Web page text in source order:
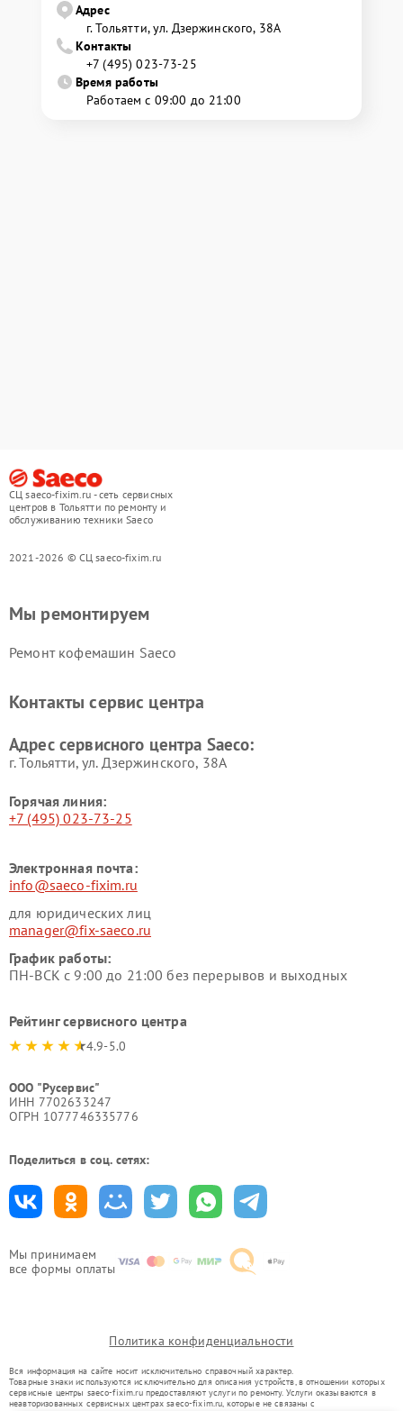
Адрес
г. Тольятти, ул. Дзержинского, 38А
Контакты
+7 (495) 023-73-25
Время работы
Работаем с 09:00 до 21:00
СЦ saeco-fixim.ru - сеть сервисных
центров в Тольятти по ремонту и
обслуживанию техники Saeco
2021-2026 © СЦ saeco-fixim.ru
Мы принимаем
все формы оплаты
Мы ремонтируем
Ремонт кофемашин Saeco
Контакты сервис центра
Адрес сервисного центра Saeco:
г. Тольятти, ул. Дзержинского, 38А
Горячая линия:
+7 (495) 023-73-25
Электронная почта:
info@saeco-fixim.ru
для юридических лиц
manager@fix-saeco.ru
График работы:
ПН-ВСК с 9:00 до 21:00 без перерывов и выходных
Рейтинг сервисного центра
4.9-5.0
ООО "Русервис"
ИНН 7702633247
ОГРН 1077746335776
Поделиться в соц. сетях:
Политика конфиденциальности
Вся информация на сайте носит исключительно справочный характер.
Товарные знаки используются исключительно для описания устройств, в отношении которых
сервисные центры saeco-fixim.ru предоставляют услуги по ремонту. Услуги оказываются в
неавторизованных сервисных центрах saeco-fixim.ru, которые не связаны с